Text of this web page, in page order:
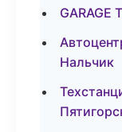
GARAGE
Нальчик